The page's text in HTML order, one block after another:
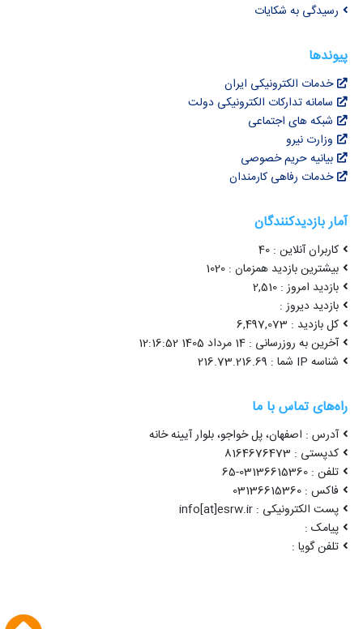
رسیدگی به شکایات
پیوندها
خدمات الکترونیکی ایران
سامانه تدارکات الکترونیکی دولت
شبکه های اجتماعی
وزارت نیرو
بیانیه حریم خصوصی
خدمات رفاهی کارمندان
آمار بازدیدکنندگان
کاربران آنلاین : 40
بیشترین بازدید همزمان : 1020
بازدید امروز : 2,510
بازدید دیروز :
کل بازدید : 6,497,073
آخرین به روزرسانی : 14 مرداد 1405 12:16:52
شناسه IP شما : 216.73.216.69
راه‌های تماس با ما
آدرس : اصفهان، پل خواجو، بلوار آیینه خانه
کدپستی : 8164676473
تلفن : 03136615360-65
فاکس : 03136615360
پست الکترونیکی : info[at]esrw.ir
پیامک :
تلفن گویا :